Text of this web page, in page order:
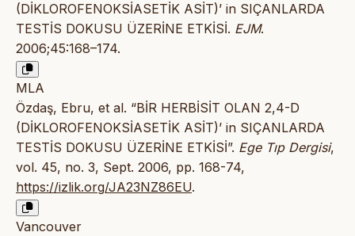
(DİKLOROFENOKSİASETİK ASİT)’ in SIÇANLARDA
TESTİS DOKUSU ÜZERİNE ETKİSİ. EJM.
2006;45:168–174.
MLA
Özdaş, Ebru, et al. “BİR HERBİSİT OLAN 2,4-D
(DİKLOROFENOKSİASETİK ASİT)’ in SIÇANLARDA
TESTİS DOKUSU ÜZERİNE ETKİSİ”. Ege Tıp Dergisi,
vol. 45, no. 3, Sept. 2006, pp. 168-74,
https://izlik.org/JA23NZ86EU.
Vancouver